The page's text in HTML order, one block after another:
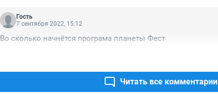
Гость
7 сентября 2022, 15:12
Во сколько начнётся програма планеты Фест
Читать все комментарии